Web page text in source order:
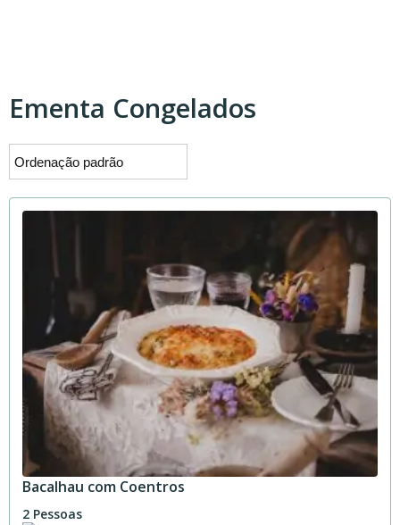
Ementa Congelados
Bacalhau com Coentros
2 Pessoas